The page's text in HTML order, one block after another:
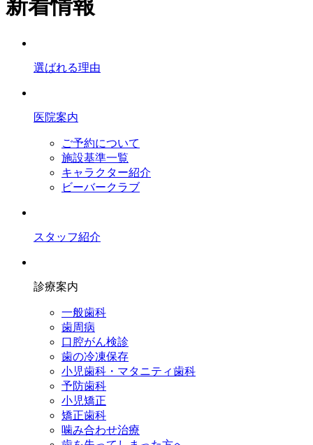
新着情報
選ばれる理由
医院案内
ご予約について
施設基準一覧
キャラクター紹介
ビーバークラブ
スタッフ紹介
診療案内
一般歯科
歯周病
口腔がん検診
歯の冷凍保存
小児歯科・マタニティ歯科
予防歯科
小児矯正
矯正歯科
噛み合わせ治療